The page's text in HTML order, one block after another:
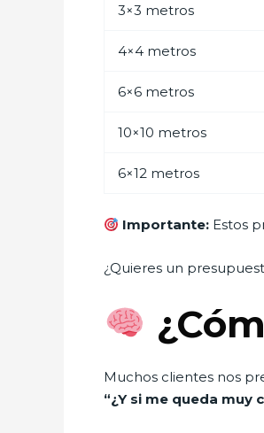
3×3 metros
4×4 metros
6×6 metros
10×10 metros
6×12 metros
Importante: Estos
¿Quieres un
Muchos clientes nos
“¿Y si me queda muy